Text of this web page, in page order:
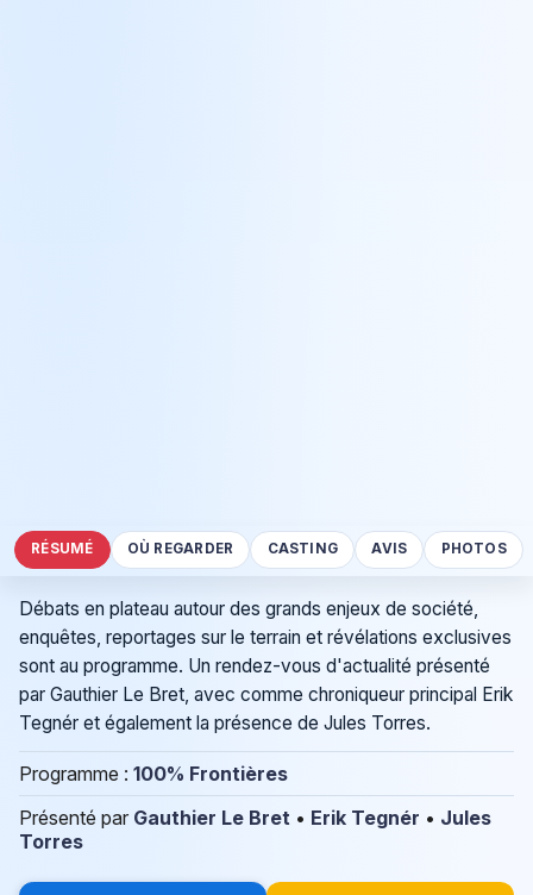
RÉSUMÉ OÙ REGARDER CASTING AVIS PHOTOS
Débats en plateau autour des grands enjeux de société,
enquêtes, reportages sur le terrain et révélations exclusives
sont au programme. Un rendez-vous d'actualité présenté
par Gauthier Le Bret, avec comme chroniqueur principal Erik
Tegnér et également la présence de Jules Torres.
Programme : 100% Frontières
Présenté par Gauthier Le Bret • Erik Tegnér • Jules
Torres